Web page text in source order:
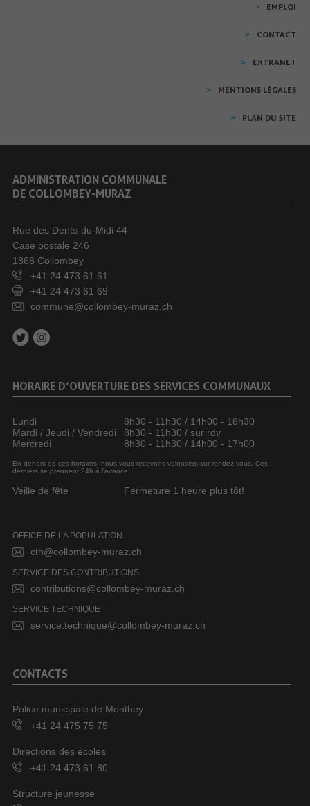
EMPLOI
CONTACT
EXTRANET
MENTIONS LÉGALES
PLAN DU SITE
ADMINISTRATION COMMUNALE
DE COLLOMBEY-MURAZ
Rue des Dents-du-Midi 44
Case postale 246
1868 Collombey
+41 24 473 61 61
+41 24 473 61 69
commune@collombey-muraz.ch
HORAIRE D’OUVERTURE DES SERVICES COMMUNAUX
Lundi
8h30 - 11h30 / 14h00 - 18h30
Mardi / Jeudi / Vendredi
8h30 - 11h30 / sur rdv
Mercredi
8h30 - 11h30 / 14h00 - 17h00
En dehors de ces horaires, nous vous recevons volontiers sur rendez-vous. Ces
derniers se prennent 24h à l’avance.
Veille de fête Fermeture 1 heure plus tôt!
OFFICE DE LA POPULATION
cth@collombey-muraz.ch
SERVICE DES CONTRIBUTIONS
contributions@collombey-muraz.ch
SERVICE TECHNIQUE
service.technique@collombey-muraz.ch
CONTACTS
Police municipale de Monthey
+41 24 475 75 75
Directions des écoles
+41 24 473 61 80
Structure jeunesse